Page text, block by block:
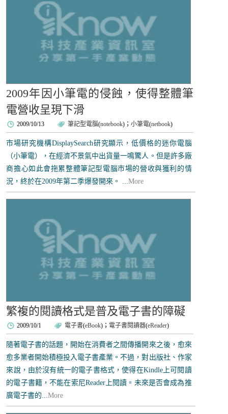
2009年因小筆電的侵蝕，使得整體筆
電營收呈現下滑
2009/10/13 筆記型電腦(notebook)；小筆電(netbook)
市場研究機構DisplaySearch研究顯示，低價格的迷你電腦
（小筆電），在經濟不景氣中出貨量一鳴驚人。但是許多廠
商擔心如此會拖累整體筆記型電腦市場的營收與獲利的情
況，終於在2009年第二季爆發開來。 ...More
繁複的閱讀格式是普及電子書的障礙
2009/10/1 電子書(eBook)； 電子書閱讀器(eReader)
隨著電子書的話題，開始在消費者之間傳播開來之後，愈來
愈多業者開始積極投入電子書產業。不過，對出版社、作家
來說，由於沒有統一的電子書格式，使得在Kindle上可閱讀
的電子書籍，不能在索尼Reader上閱讀。未來是否會成為推
廣電子書的...More